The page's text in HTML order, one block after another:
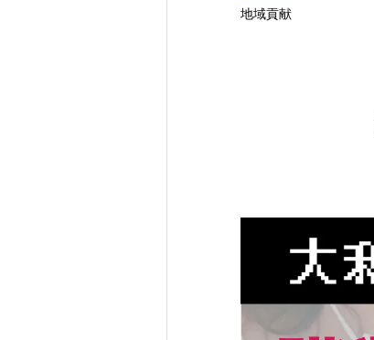
地域貢献